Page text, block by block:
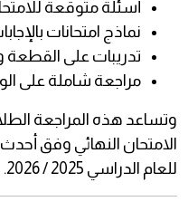
أسئلة متوقعة
نماذج امتحانات
تدريبات على القطعة
مراجعة شاملة على
وتساعد هذه المراجعة
الامتحان النهائي وفق
للعام الدراسي 2025 / 2026.